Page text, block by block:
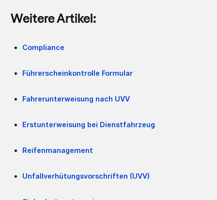
Weitere Artikel:
Compliance
Führerscheinkontrolle Formular
Fahrerunterweisung nach UVV
Erstunterweisung bei Dienstfahrzeug
Reifenmanagement
Unfallverhütungsvorschriften (UVV)